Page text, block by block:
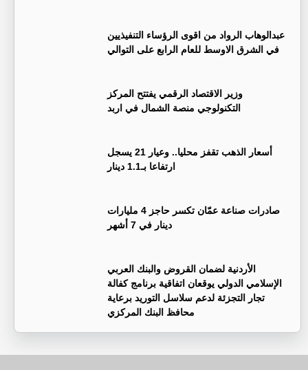
عبدالوهاب الرواد من اقوى الرؤساء التنفيذيين
في الشرق الاوسط للعام الرابع على التوالي
وزير الاقتصاد الرقمي يفتتح المركز
التكنولوجي منصة الشمال في اربد
أسعار الذهب تقفز محليا.. وعيار 21 يسجل
ارتفاعا بـ1.1 دينار
صادرات صناعة عمّان تكسر حاجز 4 مليارات
دينار في 7 أشهر
الأردنية لضمان القروض والبنك العربي
الإسلامي الدولي يوقعان اتفاقية برنامج كفالة
تجار التجزئة لدعم سلاسل التوريد برعاية
محافظ البنك المركزي